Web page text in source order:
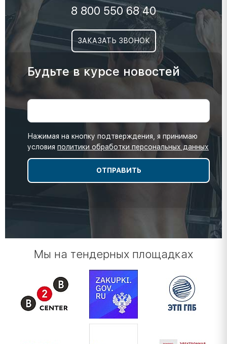
8 800 550 68 40
ЗАКАЗАТЬ ЗВОНОК
Будьте в курсе новостей
Нажимая на кнопку подтверждения, я принимаю
условия политики обработки персональных данных
Мы на тендерных площадках